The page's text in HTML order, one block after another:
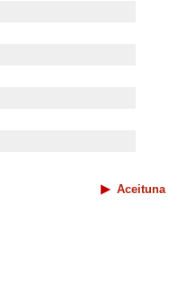
Aceituna